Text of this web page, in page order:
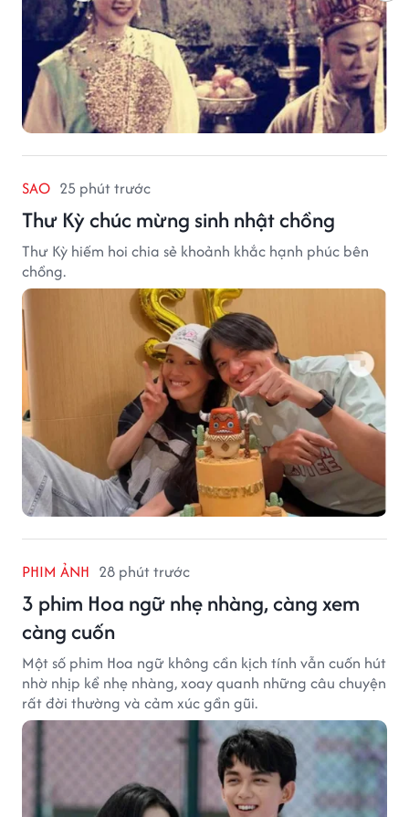
SAO 25 phút trước
Thư Kỳ chúc mừng sinh nhật chồng
Thư Kỳ hiếm hoi chia sẻ khoảnh khắc hạnh phúc bên
chồng.
PHIM ẢNH 28 phút trước
3 phim Hoa ngữ nhẹ nhàng, càng xem
càng cuốn
Một số phim Hoa ngữ không cần kịch tính vẫn cuốn hút
nhờ nhịp kể nhẹ nhàng, xoay quanh những câu chuyện
rất đời thường và cảm xúc gần gũi.